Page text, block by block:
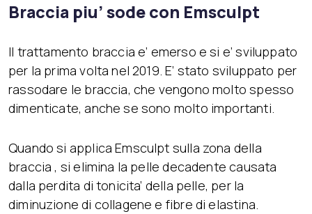
Braccia piu’ sode con Emsculpt
Il trattamento braccia e’ emerso e si e’ sviluppato
per la prima volta nel 2019. E’ stato sviluppato per
rassodare le braccia, che vengono molto spesso
dimenticate, anche se sono molto importanti.
Quando si applica Emsculpt sulla zona della
braccia , si elimina la pelle decadente causata
dalla perdita di tonicita’ della pelle, per la
diminuzione di collagene e fibre di elastina.